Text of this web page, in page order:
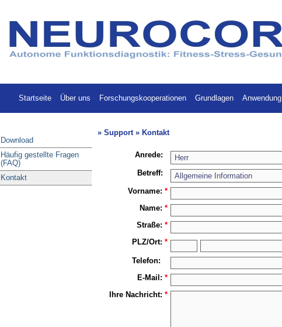
Startseite Über uns Forschungskooperationen Grundlagen Anwendung
Download
Häufig gestellte Fragen
(FAQ)
Kontakt
» Support » Kontakt
Anrede:
Betreff:
Vorname: *
Name: *
Straße: *
PLZ/Ort: *
Telefon:
E-Mail: *
Ihre Nachricht: *